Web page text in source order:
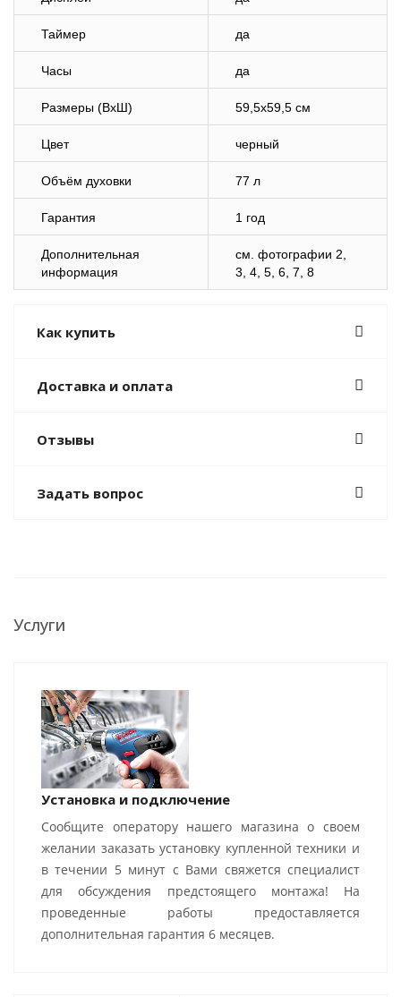
Таймер да
Часы да
Размеры (ВхШ) 59,5х59,5 см
Цвет черный
Объём духовки 77 л
Гарантия 1 год
Дополнительная
информация
cм. фотографии 2,
3, 4, 5, 6, 7, 8
Как купить
Доставка и оплата
Отзывы
Задать вопрос
Услуги
Установка и подключение
Сообщите оператору нашего магазина о своем
желании заказать установку купленной техники и
в течении 5 минут с Вами свяжется специалист
для обсуждения предстоящего монтажа! На
проведенные работы предоставляется
дополнительная гарантия 6 месяцев.